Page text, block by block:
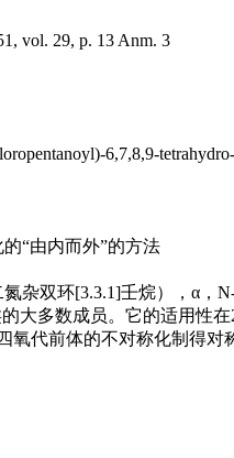
vol. 29, p. 13 Anm. 3
6,7,8,9-
“由内而外”的方法
杂双环[3.3.1]壬烷），α
大多数成员。它的适用性
氧代前体的不对称化制得